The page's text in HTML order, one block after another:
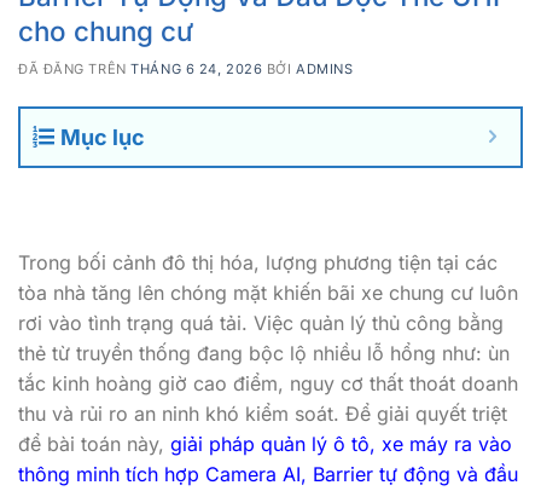
cho chung cư
ĐÃ ĐĂNG TRÊNTHÁNG 6 24, 2026 BỞIADMINS
Mục lục
Trong bối cảnh đô thị hóa, lượng phương tiện tại các
tòa nhà tăng lên chóng mặt khiến bãi xe chung cư luôn
rơi vào tình trạng quá tải. Việc quản lý thủ công bằng
thẻ từ truyền thống đang bộc lộ nhiều lỗ hổng như: ùn
tắc kinh hoàng giờ cao điểm, nguy cơ thất thoát doanh
thu và rủi ro an ninh khó kiểm soát. Để giải quyết triệt
để bài toán này, giải pháp quản lý ô tô, xe máy ra vào
thông minh tích hợp Camera AI, Barrier tự động và đầu